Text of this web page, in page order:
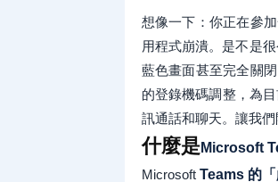
想像一下：你正在參
用程式崩潰。是不是
藍色畫面甚至完全關
的登錄機碼調整，為
訊通話和聊天。讓我們
什麼是 Microsoft
Microsoft Teams 的「